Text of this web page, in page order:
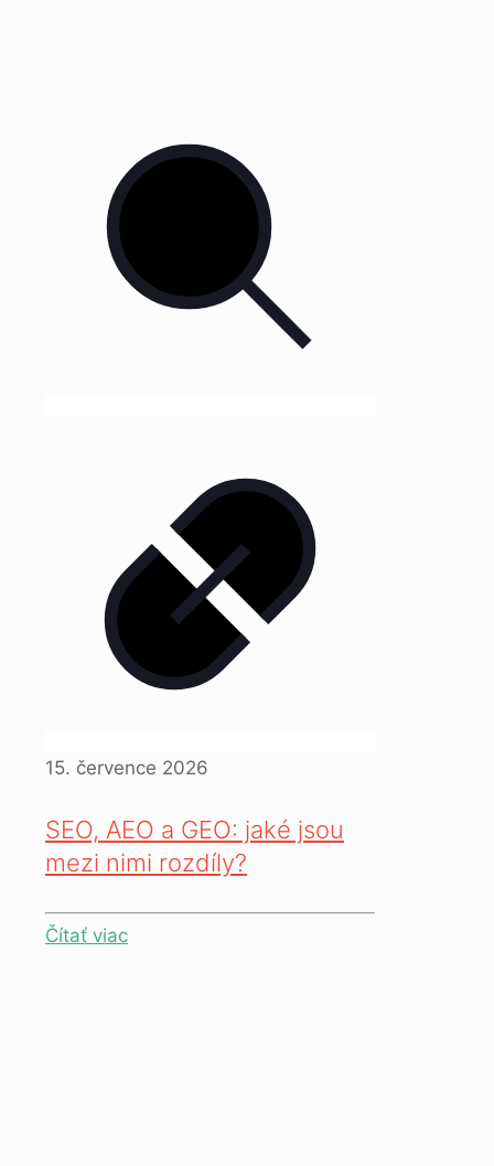
15. července 2026
SEO, AEO a GEO: jaké jsou
mezi nimi rozdíly?
Čítať viac